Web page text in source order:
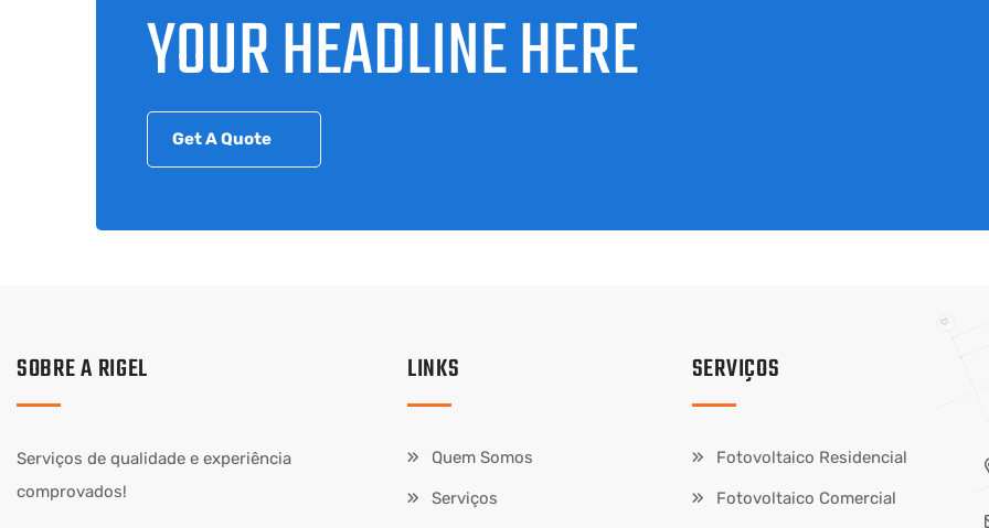
YOUR HEADLINE HERE
Get A Quote
SOBRE A RIGEL
Serviços de qualidade e experiência
comprovados!
LINKS
Quem Somos
Serviços
SERVIÇOS
Fotovoltaico Residencial
Fotovoltaico Comercial